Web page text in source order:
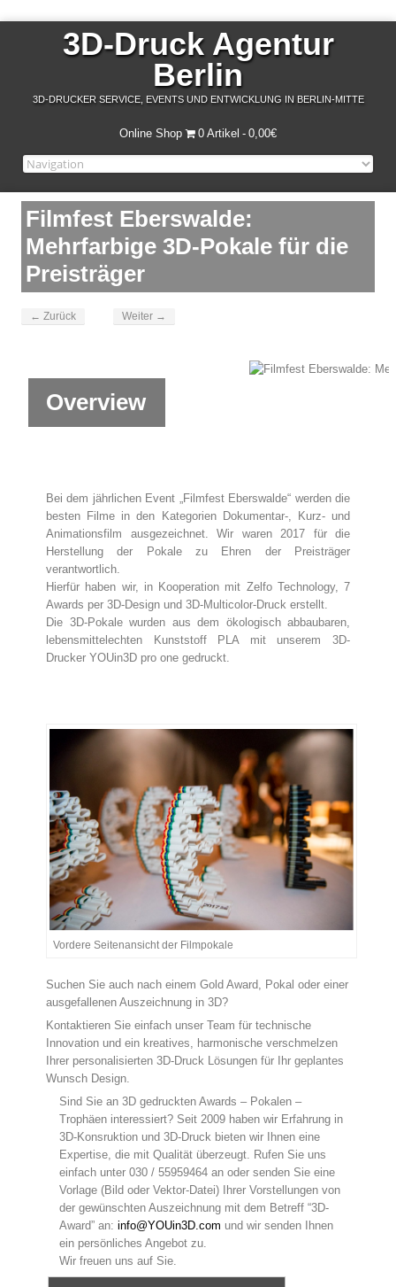
3D-Druck Agentur
Berlin
3D-DRUCKER SERVICE, EVENTS UND ENTWICKLUNG IN BERLIN-MITTE
Online Shop 0 Artikel 0,00€
Filmfest Eberswalde:
Mehrfarbige 3D-Pokale für die
Preisträger
← Zurück Weiter →
Overview
Bei dem jährlichen Event „Filmfest Eberswalde“ werden die
besten Filme in den Kategorien Dokumentar-, Kurz- und
Animationsfilm ausgezeichnet. Wir waren 2017 für die
Herstellung der Pokale zu Ehren der Preisträger
verantwortlich.
Hierfür haben wir, in Kooperation mit Zelfo Technology, 7
Awards per 3D-Design und 3D-Multicolor-Druck erstellt.
Die 3D-Pokale wurden aus dem ökologisch abbaubaren,
lebensmittelechten Kunststoff PLA mit unserem 3D-
Drucker YOUin3D pro one gedruckt.
Vordere Seitenansicht der Filmpokale
Suchen Sie auch nach einem Gold Award, Pokal oder einer
ausgefallenen Auszeichnung in 3D?
Kontaktieren Sie einfach unser Team für technische
Innovation und ein kreatives, harmonische verschmelzen
Ihrer personalisierten 3D-Druck Lösungen für Ihr geplantes
Wunsch Design.
Sind Sie an 3D gedruckten Awards – Pokalen –
Trophäen interessiert? Seit 2009 haben wir Erfahrung in
3D-Konsruktion und 3D-Druck bieten wir Ihnen eine
Expertise, die mit Qualität überzeugt. Rufen Sie uns
einfach unter 030 / 55959464 an oder senden Sie eine
Vorlage (Bild oder Vektor-Datei) Ihrer Vorstellungen von
der gewünschten Auszeichnung mit dem Betreff “3D-
Award” an: info@YOUin3D.com und wir senden Ihnen
ein persönliches Angebot zu.
Wir freuen uns auf Sie.